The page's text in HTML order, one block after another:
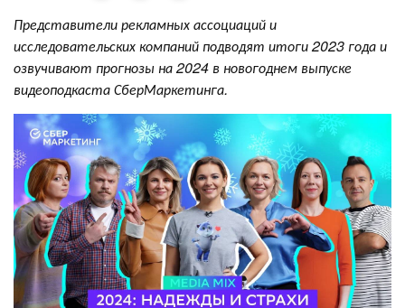
Представители рекламных ассоциаций и
исследовательских компаний подводят итоги 2023 года и
озвучивают прогнозы на 2024 в новогоднем выпуске
видеоподкаста СберМаркетинга.